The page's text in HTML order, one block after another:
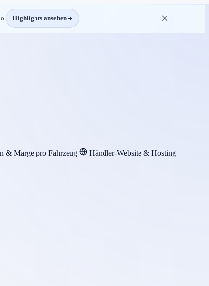
Highlights ansehen
& Marge pro Fahrzeug Händler-Website & Hosting